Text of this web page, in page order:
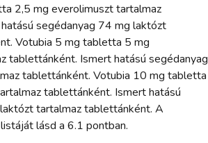
2,5 mg everolimuszt tartalmaz
segédanyag 74 mg laktózt
Votubia 5 mg tabletta 5 mg
tablettánként. Ismert hatású segédanyag
tablettánként. Votubia 10 mg tabletta
tablettánként. Ismert hatású
tartalmaz tablettánként. A
lásd a 6.1 pontban.